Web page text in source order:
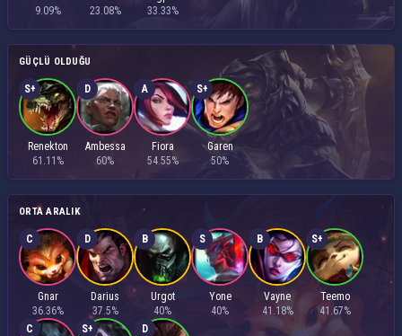
9.09%
23.08%
33.33%
GÜÇLÜ OLDUĞU
S+
Renekton
61.11%
D
Ambessa
60%
A
Fiora
54.55%
S+
Garen
50%
ORTA ARALIK
C
Gnar
36.36%
D
Darius
37.5%
B
Urgot
40%
S
Yone
40%
B
Vayne
41.18%
S+
Teemo
41.67%
C
S+ D